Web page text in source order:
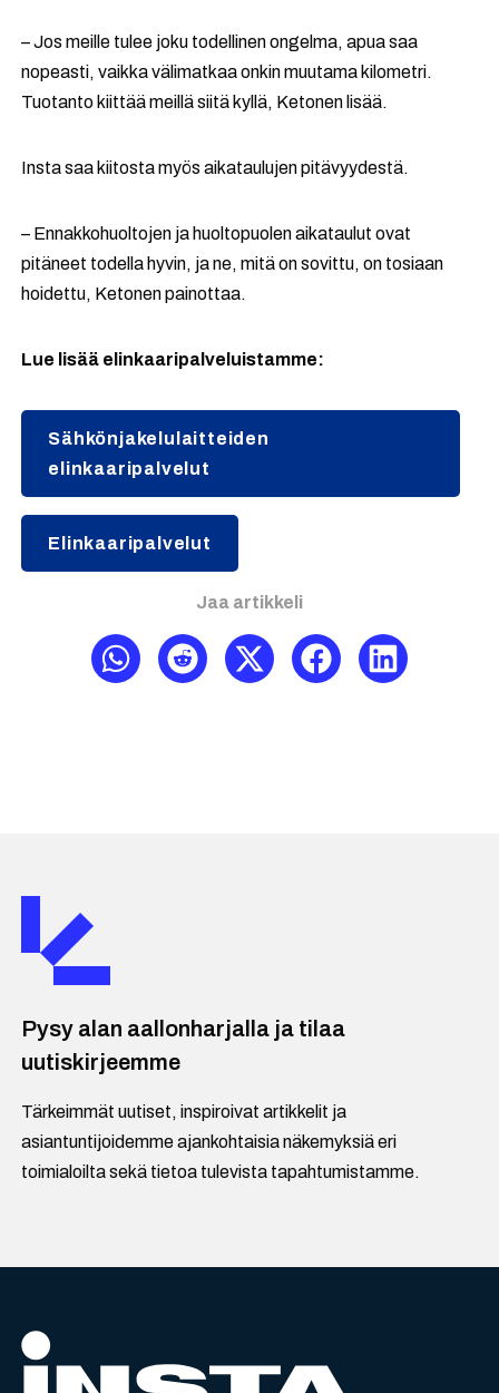
– Jos meille tulee joku todellinen ongelma, apua saa
nopeasti, vaikka välimatkaa onkin muutama kilometri.
Tuotanto kiittää meillä siitä kyllä, Ketonen lisää.
Insta saa kiitosta myös aikataulujen pitävyydestä.
– Ennakkohuoltojen ja huoltopuolen aikataulut ovat
pitäneet todella hyvin, ja ne, mitä on sovittu, on tosiaan
hoidettu, Ketonen painottaa.
Lue lisää elinkaaripalveluistamme:
Sähkönjakelulaitteiden
elinkaaripalvelut
Elinkaaripalvelut
Jaa artikkeli
Pysy alan aallonharjalla ja tilaa
uutiskirjeemme
Tärkeimmät uutiset, inspiroivat artikkelit ja
asiantuntijoidemme ajankohtaisia näkemyksiä eri
toimialoilta sekä tietoa tulevista tapahtumistamme.